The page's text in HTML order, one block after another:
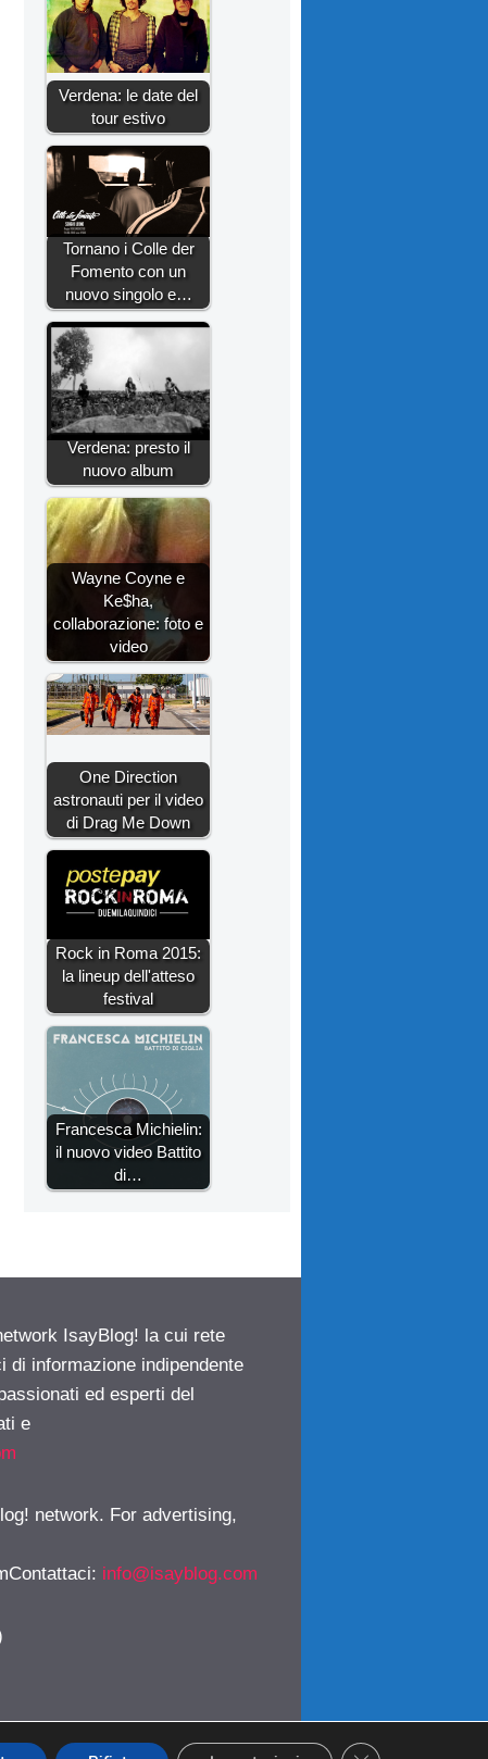
Verdena: le date del
tour estivo
Tornano i Colle der
Fomento con un
nuovo singolo e…
Verdena: presto il
nuovo album
Wayne Coyne e
Ke$ha,
collaborazione: foto e
video
One Direction
astronauti per il video
di Drag Me Down
Rock in Roma 2015:
la lineup dell'atteso
festival
Francesca Michielin:
il nuovo video Battito
di…
IsayBlog! la cui rete
di informazione indipendente
ed esperti del
e
network. For advertising,
: info@isayblog.com